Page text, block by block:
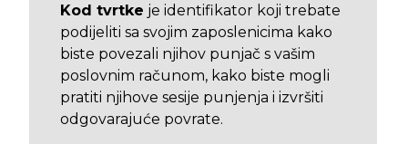
Kod tvrtke je identifikator koji trebate
podijeliti sa svojim zaposlenicima kako
biste povezali njihov punjač s vašim
poslovnim računom, kako biste mogli
pratiti njihove sesije punjenja i izvršiti
odgovarajuće povrate.